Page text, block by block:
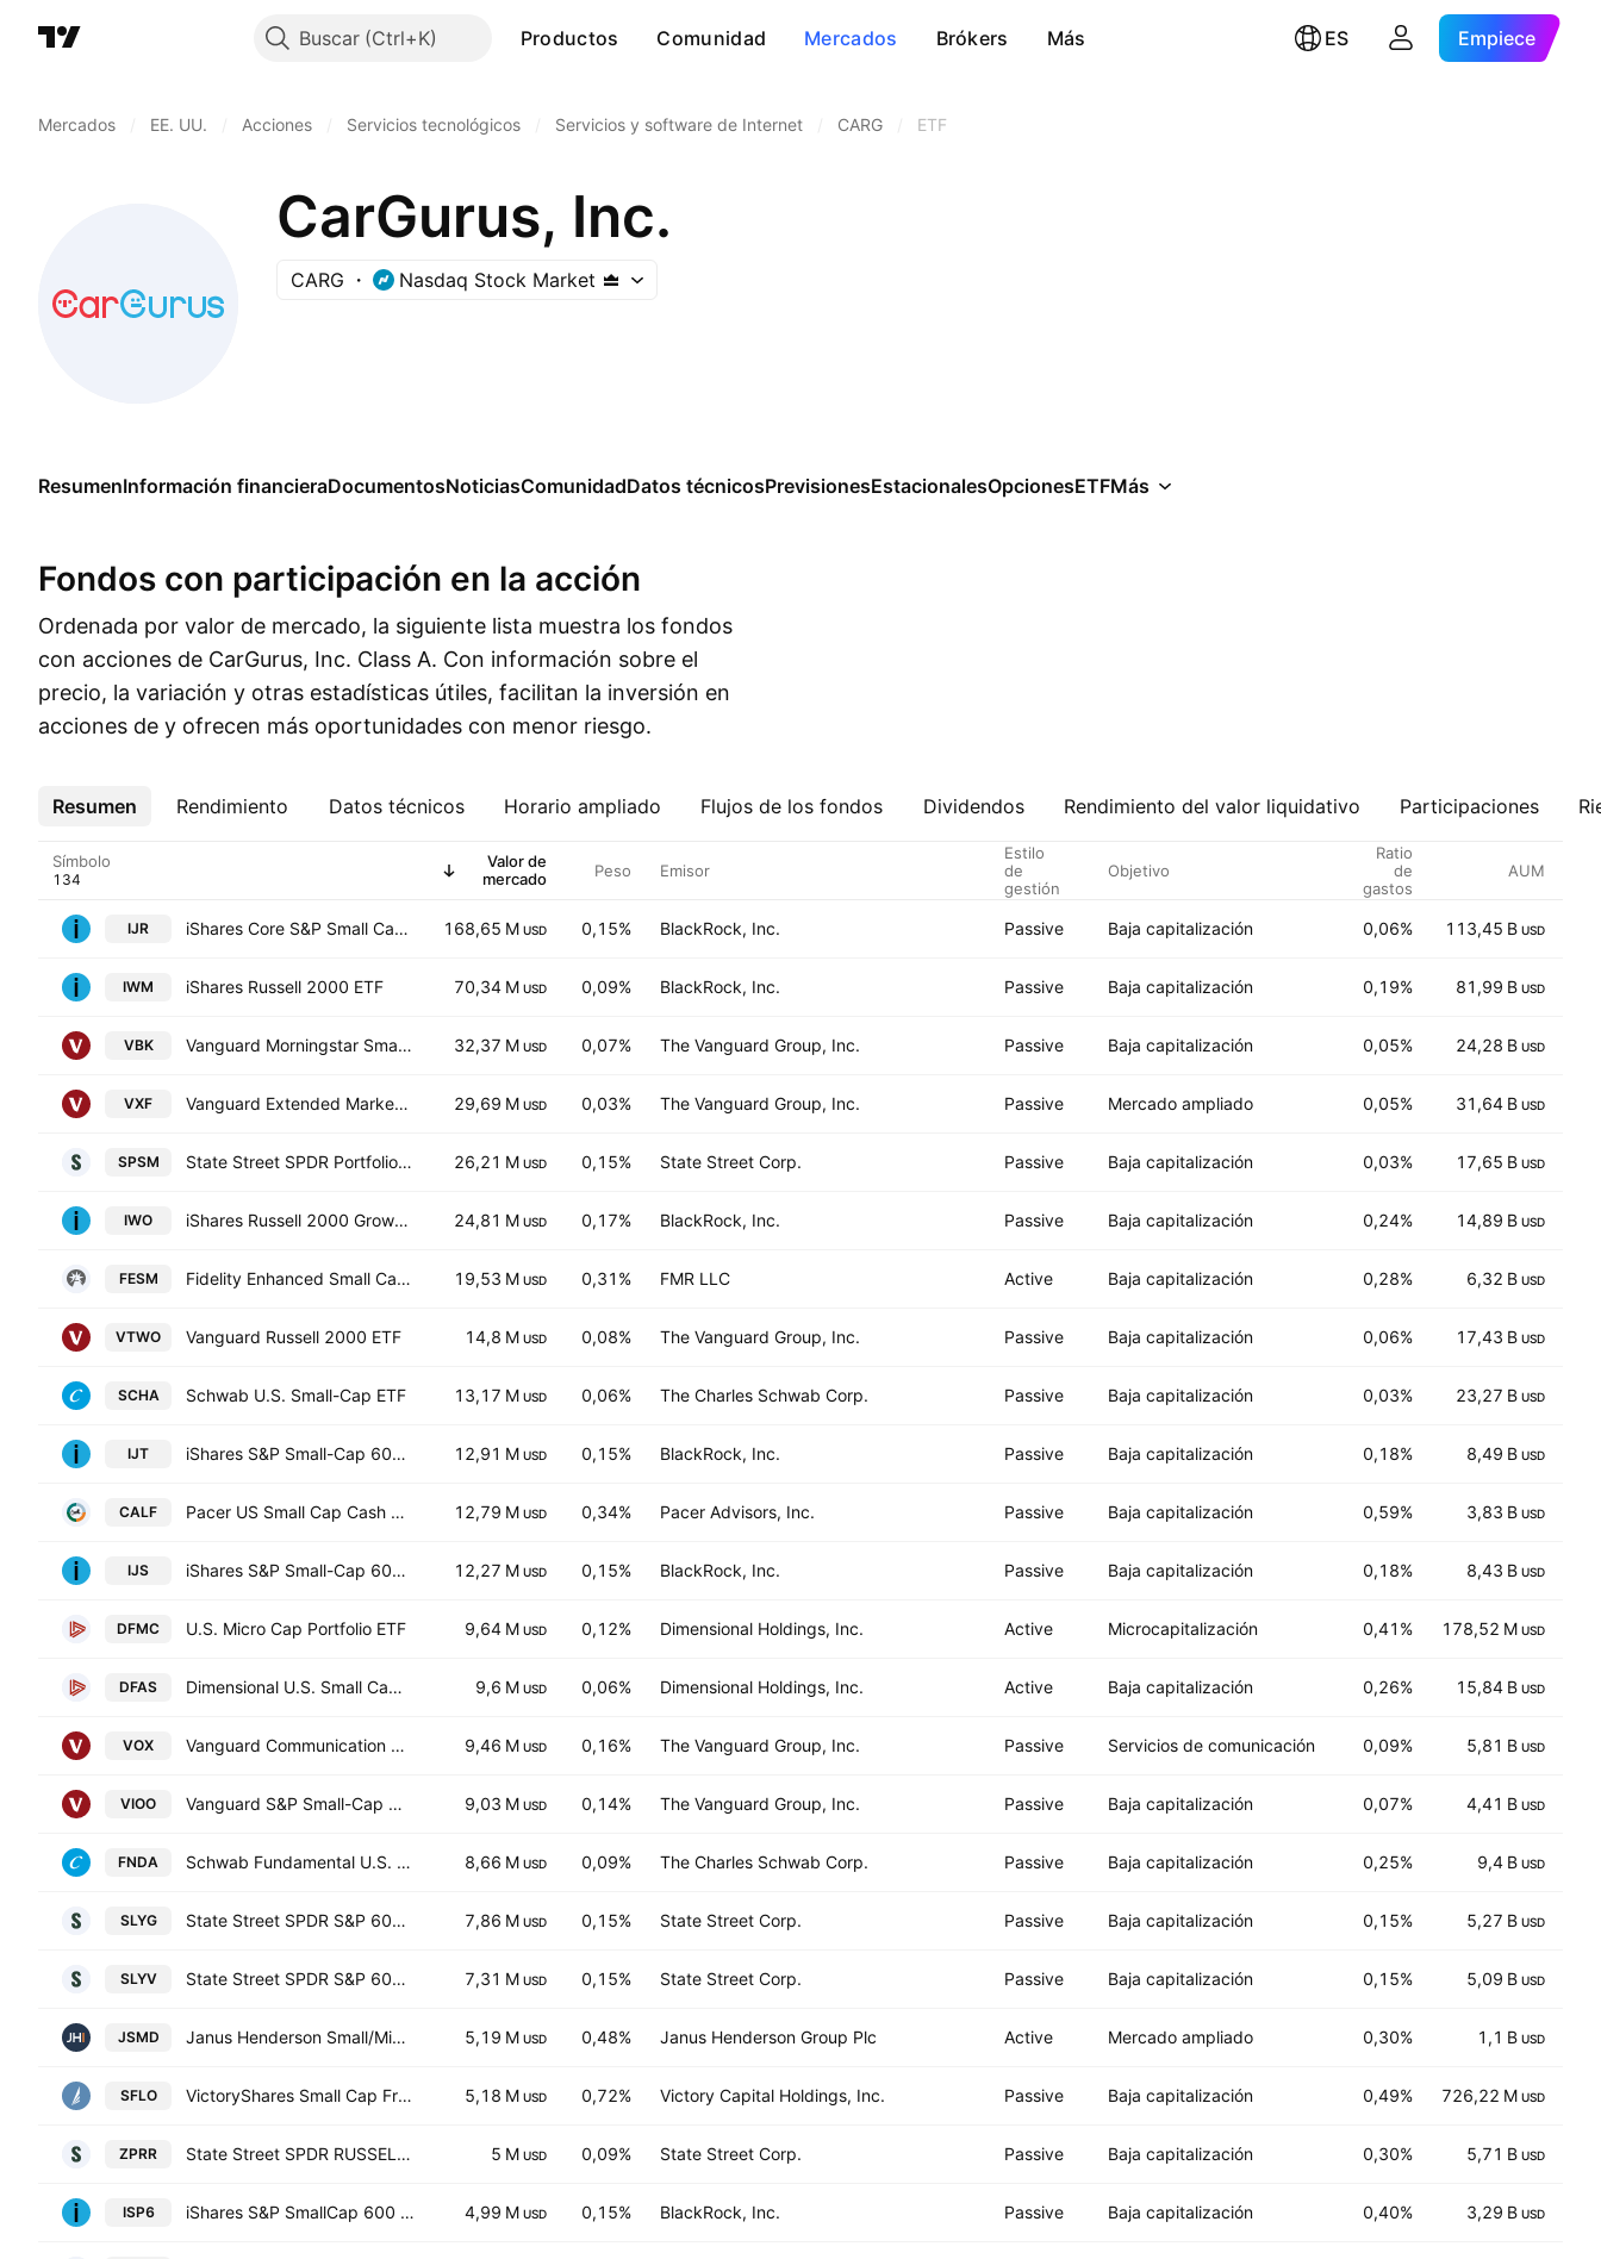
Buscar Productos Comunidad Mercados Brókers Más ES Empiece
Mercados EE. UU. Acciones Servicios tecnológicos Servicios y software de Internet CARG ETF
CarGurus, Inc.
CARG Nasdaq Stock Market
ResumenInformación financieraDocumentosNoticiasComunidadDatos técnicosPrevisionesEstacionalesOpcionesETFMás
Fondos con participación en la acción
Ordenada por valor de mercado, la siguiente lista muestra los fondos
con acciones de CarGurus, Inc. Class A. Con información sobre el
precio, la variación y otras estadísticas útiles, facilitan la inversión en
acciones de y ofrecen más oportunidades con menor riesgo.
Resumen Rendimiento Datos técnicos Horario ampliado Flujos de los fondos Dividendos Rendimiento del valor liquidativo Participaciones
Más
Símbolo
Valor de
mercado
Peso Emisor
Estilo
de
gestión
Objetivo
Ratio
de
gastos
AUM
IJR iShares Core S&P Small Cap ETF 168,65 M USD 0,15% BlackRock, Inc. Passive Baja capitalización 0,06% 113,45 B USD
IWM iShares Russell 2000 ETF 70,34 M USD 0,09% BlackRock, Inc. Passive Baja capitalización 0,19% 81,99 B USD
VBK Vanguard Morningstar Small-Cap Growth ETF 32,37 M USD 0,07% The Vanguard Group, Inc. Passive Baja capitalización 0,05% 24,28 B USD
VXF Vanguard Extended Market ETF 29,69 M USD 0,03% The Vanguard Group, Inc. Passive Mercado ampliado 0,05% 31,64 B USD
SPSM State Street SPDR Portfolio S&P 600 Small Cap ETF 26,21 M USD 0,15% State Street Corp. Passive Baja capitalización 0,03% 17,65 B USD
IWO iShares Russell 2000 Growth ETF 24,81 M USD 0,17% BlackRock, Inc. Passive Baja capitalización 0,24% 14,89 B USD
FESM Fidelity Enhanced Small Cap Core ETF 19,53 M USD 0,31% FMR LLC Active Baja capitalización 0,28% 6,32 B USD
VTWO Vanguard Russell 2000 ETF 14,8 M USD 0,08% The Vanguard Group, Inc. Passive Baja capitalización 0,06% 17,43 B USD
SCHA Schwab U.S. Small-Cap ETF 13,17 M USD 0,06% The Charles Schwab Corp. Passive Baja capitalización 0,03% 23,27 B USD
IJT iShares S&P Small-Cap 600 Growth ETF 12,91 M USD 0,15% BlackRock, Inc. Passive Baja capitalización 0,18% 8,49 B USD
CALF Pacer US Small Cap Cash Cows ETF 12,79 M USD 0,34% Pacer Advisors, Inc. Passive Baja capitalización 0,59% 3,83 B USD
IJS iShares S&P Small-Cap 600 Value ETF 12,27 M USD 0,15% BlackRock, Inc. Passive Baja capitalización 0,18% 8,43 B USD
DFMC U.S. Micro Cap Portfolio ETF 9,64 M USD 0,12% Dimensional Holdings, Inc. Active Microcapitalización 0,41% 178,52 M USD
DFAS Dimensional U.S. Small Cap ETF 9,6 M USD 0,06% Dimensional Holdings, Inc. Active Baja capitalización 0,26% 15,84 B USD
VOX Vanguard Communication Services ETF 9,46 M USD 0,16% The Vanguard Group, Inc. Passive Servicios de comunicación 0,09% 5,81 B USD
VIOO Vanguard S&P Small-Cap 600 ETF 9,03 M USD 0,14% The Vanguard Group, Inc. Passive Baja capitalización 0,07% 4,41 B USD
FNDA Schwab Fundamental U.S. Small Company ETF 8,66 M USD 0,09% The Charles Schwab Corp. Passive Baja capitalización 0,25% 9,4 B USD
SLYG State Street SPDR S&P 600 Small Cap Growth ETF 7,86 M USD 0,15% State Street Corp. Passive Baja capitalización 0,15% 5,27 B USD
SLYV State Street SPDR S&P 600 Small Cap Value ETF 7,31 M USD 0,15% State Street Corp. Passive Baja capitalización 0,15% 5,09 B USD
JSMD Janus Henderson Small/Mid Cap Growth Alpha ETF 5,19 M USD 0,48% Janus Henderson Group Plc Active Mercado ampliado 0,30% 1,1 B USD
SFLO VictoryShares Small Cap Free Cash Flow ETF 5,18 M USD 0,72% Victory Capital Holdings, Inc. Passive Baja capitalización 0,49% 726,22 M USD
ZPRR State Street SPDR RUSSELL 2000 U.S. SMALL CAP UCITS ETF Accum Ptg USD 5 M USD 0,09% State Street Corp. Passive Baja capitalización 0,30% 5,71 B USD
ISP6 iShares S&P SmallCap 600 UCITS ETF USD 4,99 M USD 0,15% BlackRock, Inc. Passive Baja capitalización 0,40% 3,29 B USD